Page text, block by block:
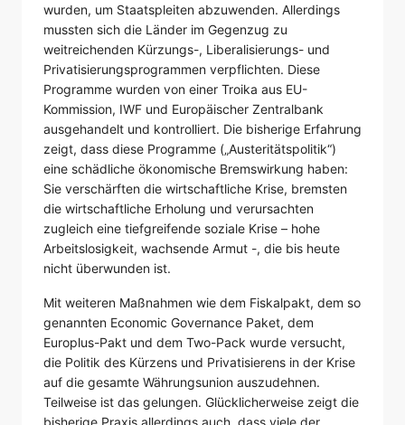
wurden, um Staatspleiten abzuwenden. Allerdings
mussten sich die Länder im Gegenzug zu
weitreichenden Kürzungs-, Liberalisierungs- und
Privatisierungsprogrammen verpflichten. Diese
Programme wurden von einer Troika aus EU-
Kommission, IWF und Europäischer Zentralbank
ausgehandelt und kontrolliert. Die bisherige Erfahrung
zeigt, dass diese Programme („Austeritätspolitik“)
eine schädliche ökonomische Bremswirkung haben:
Sie verschärften die wirtschaftliche Krise, bremsten
die wirtschaftliche Erholung und verursachten
zugleich eine tiefgreifende soziale Krise – hohe
Arbeitslosigkeit, wachsende Armut -, die bis heute
nicht überwunden ist.
Mit weiteren Maßnahmen wie dem Fiskalpakt, dem so
genannten Economic Governance Paket, dem
Europlus-Pakt und dem Two-Pack wurde versucht,
die Politik des Kürzens und Privatisierens in der Krise
auf die gesamte Währungsunion auszudehnen.
Teilweise ist das gelungen. Glücklicherweise zeigt die
bisherige Praxis allerdings auch, dass viele der